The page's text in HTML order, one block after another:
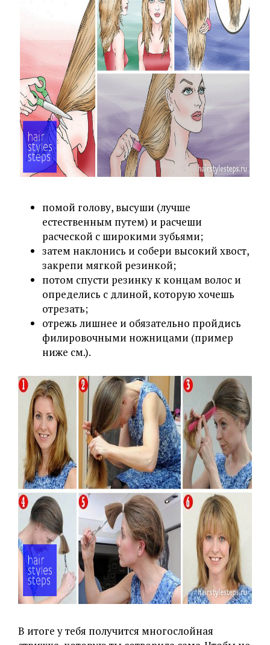
помой голову, высуши (лучше
естественным путем) и расчеши
расческой с широкими зубьями;
затем наклонись и собери высокий хвост,
закрепи мягкой резинкой;
потом спусти резинку к концам волос и
определись с длиной, которую хочешь
отрезать;
отрежь лишнее и обязательно пройдись
филировочными ножницами (пример
ниже см.).
В итоге у тебя получится многослойная